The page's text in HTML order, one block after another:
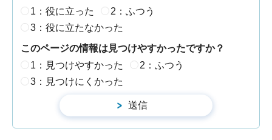
1：役に立った
2：ふつう
3：役に立たなかった
このページの情報は見つけやすかったですか？
1：見つけやすかった
2：ふつう
3：見つけにくかった